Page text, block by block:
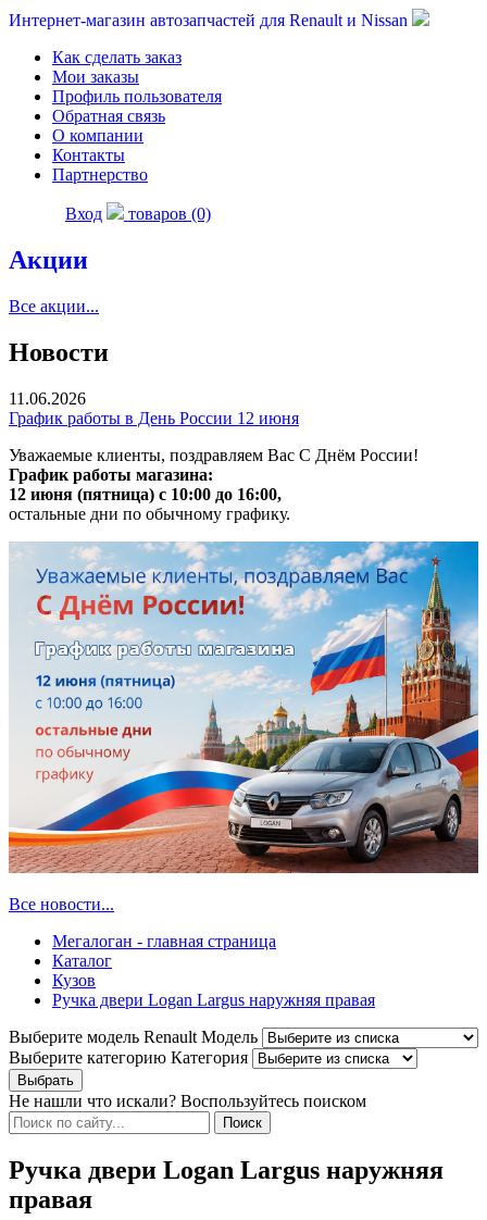
Интернет-магазин автозапчастей для Renault и Nissan
Как сделать заказ
Мои заказы
Профиль пользователя
Обратная связь
О компании
Контакты
Партнерство
Вход товаров (0)
Акции
Все акции...
Новости
11.06.2026
График работы в День России 12 июня
Уважаемые клиенты, поздравляем Вас С Днём России!
График работы магазина:
12 июня (пятница) с 10:00 до 16:00,
остальные дни по обычному графику.
Все новости...
Мегалоган - главная страница
Каталог
Кузов
Ручка двери Logan Largus наружняя правая
Выберите модель Renault Модель
Выберите категорию Категория
Не нашли что искали? Воспользуйтесь поиском
Ручка двери Logan Largus наружняя
правая